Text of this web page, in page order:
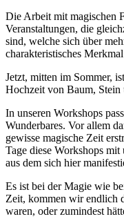
Die Arbeit mit magischen
Veranstaltungen, die
sind, welche sich über
charakteristisches
Jetzt, mitten im Sommer,
Hochzeit von Baum, Stein
In unseren Workshops
Wunderbares. Vor allem
gewisse magische Zeit
Tage diese Workshops
aus dem sich hier
Es ist bei der Magie wie
Zeit, kommen wir endlich
waren, oder zumindest